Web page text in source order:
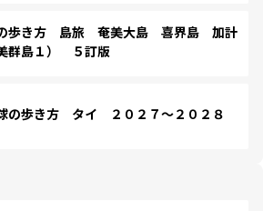
歩き方 島旅 奄美大島 喜界島 加計
群島１） ５訂版
の歩き方 タイ ２０２７～２０２８